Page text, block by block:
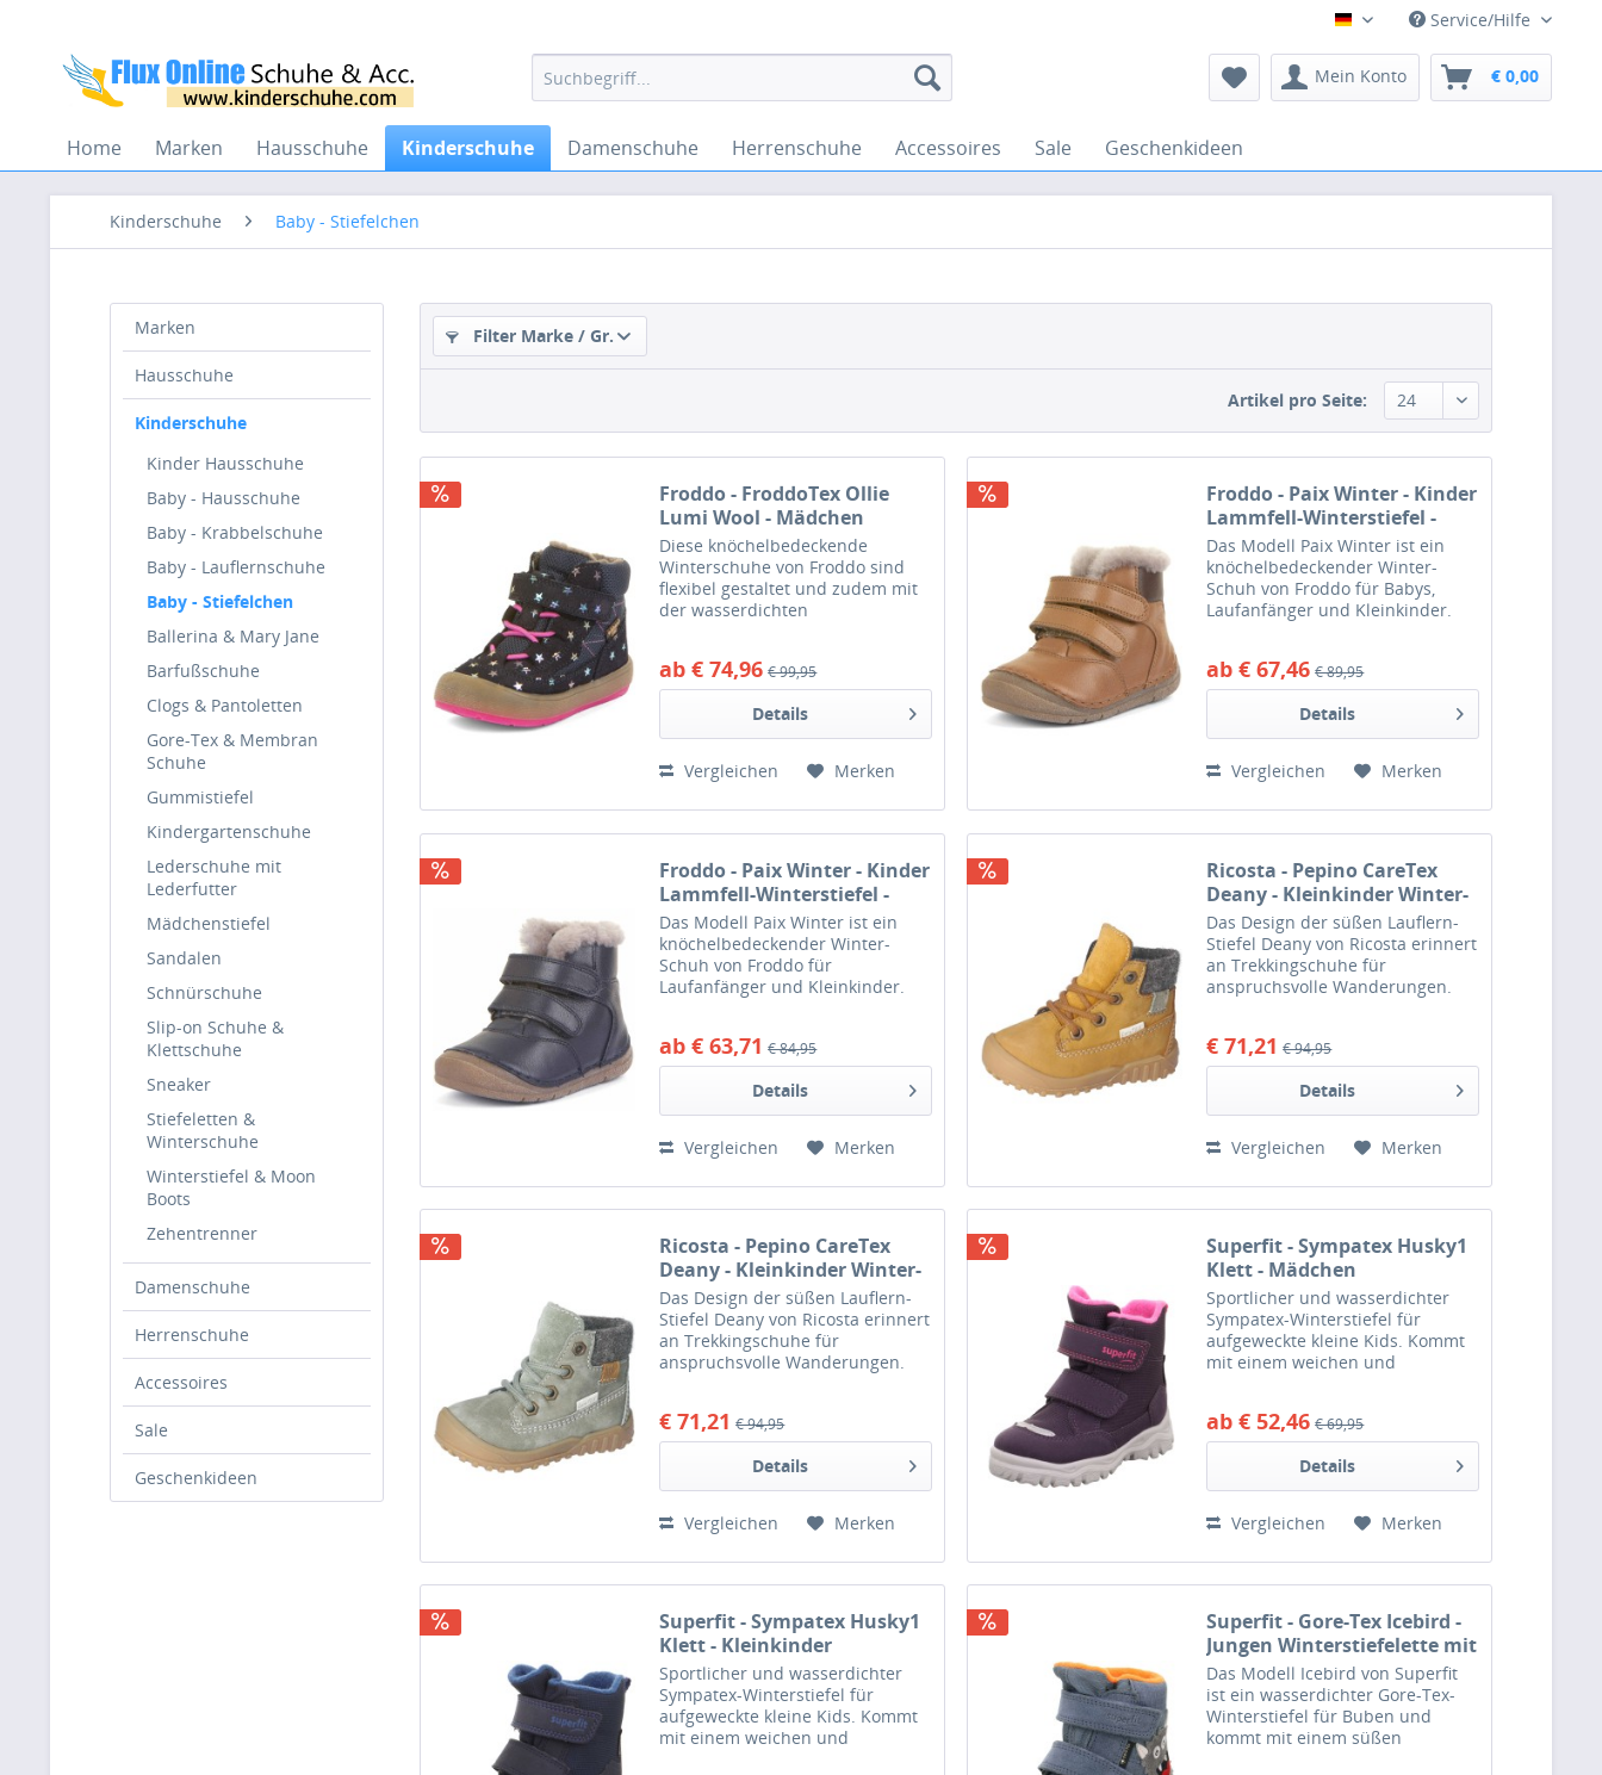
Deutsch Service/Hilfe
Mein Konto € 0,00
Home Marken Hausschuhe Kinderschuhe Damenschuhe Herrenschuhe Accessoires Sale Geschenkideen
Kinderschuhe Baby - Stiefelchen
Marken
Hausschuhe
Kinderschuhe
Kinder Hausschuhe
Baby - Hausschuhe
Baby - Krabbelschuhe
Baby - Lauflernschuhe
Baby - Stiefelchen
Ballerina & Mary Jane
Barfußschuhe
Clogs & Pantoletten
Gore-Tex & Membran
Schuhe
Gummistiefel
Kindergartenschuhe
Lederschuhe mit
Lederfutter
Mädchenstiefel
Sandalen
Schnürschuhe
Slip-on Schuhe &
Klettschuhe
Sneaker
Stiefeletten &
Winterschuhe
Winterstiefel & Moon
Boots
Zehentrenner
Damenschuhe
Herrenschuhe
Accessoires
Sale
Geschenkideen
Filter Marke / Gr.
Artikel pro Seite:
Froddo - FroddoTex Ollie
Lumi Wool - Mädchen
Wasserdichte Winterschuhe
- Dunkelblau (Stars)
Diese knöchelbedeckende
Winterschuhe von Froddo sind
flexibel gestaltet und zudem mit
der wasserdichten
Warmfutter aus Schurwolle
ausgestattet. Diese Kinderschuhe
sind auch noch...
ab € 74,96 € 99,95
Details
Vergleichen Merken
Froddo - Paix Winter - Kinder
Lammfell-Winterstiefel -
Braun/Dunkelbraun
(Brown)
Das Modell Paix Winter ist ein
knöchelbedeckender Winter-
Schuh von Froddo für Babys,
Laufanfänger und Kleinkinder.
Futter und weicher, biegsamer
Gummisohle. Das besondere an
ab € 67,46 € 89,95
Details
Vergleichen Merken
Froddo - Paix Winter - Kinder
Lammfell-Winterstiefel -
Dunkelblau (Blue)
Das Modell Paix Winter ist ein
knöchelbedeckender Winter-
Schuh von Froddo für
Laufanfänger und Kleinkinder.
Futter und weicher, biegsamer
Gummisohle. Das besondere an
ab € 63,71 € 84,95
Details
Vergleichen Merken
Ricosta - Pepino CareTex
Deany - Kleinkinder Winter-
Stiefelette mit Wollfutter -
Senf/Mustard
Das Design der süßen Lauflern-
Stiefel Deany von Ricosta erinnert
an Trekkingschuhe für
anspruchsvolle Wanderungen.
sind sie in diesen Kinderboots
mit warmem Futter aus...
€ 71,21 € 94,95
Details
Vergleichen Merken
Ricosta - Pepino CareTex
Deany - Kleinkinder Winter-
Stiefelette mit Wollfutter -
Eukalyptus
Das Design der süßen Lauflern-
Stiefel Deany von Ricosta erinnert
an Trekkingschuhe für
anspruchsvolle Wanderungen.
sind sie in diesen Kinderboots
mit warmem Futter aus...
€ 71,21 € 94,95
Details
Vergleichen Merken
Superfit - Sympatex Husky1
Klett - Mädchen
Wasserdichter Winterstiefel
- Lila/Pink
Sportlicher und wasserdichter
Sympatex-Winterstiefel für
aufgeweckte kleine Kids. Kommt
mit einem weichen und
wasserdicht durch die Sympatex-
Membrane. Dazu praktische
Klettverschüsse...
ab € 52,46 € 69,95
Details
Vergleichen Merken
Superfit - Sympatex Husky1
Klett - Kleinkinder
Wasserdichter Winterstiefel
- Blau/Türkis
Sportlicher und wasserdichter
Sympatex-Winterstiefel für
aufgeweckte kleine Kids. Kommt
mit einem weichen und
Superfit - Gore-Tex Icebird -
Jungen Winterstiefelette mit
Warmfutter -
Hellblau/Orange
Das Modell Icebird von Superfit
ist ein wasserdichter Gore-Tex-
Winterstiefel für Buben und
kommt mit einem süßen